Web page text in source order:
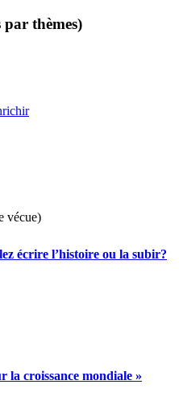
par thèmes)
vécue)
écrire l’histoire ou la subir?
la croissance mondiale »